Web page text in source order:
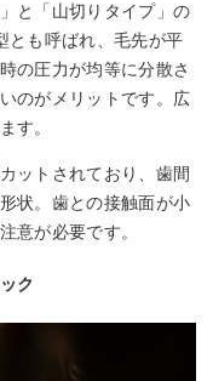
と「山切りタイプ」の
とも呼ばれ、毛先が平
の圧力が均等に分散さ
のがメリットです。広
す。
ットされており、歯間
状。歯との接触面が小
意が必要です。
ク